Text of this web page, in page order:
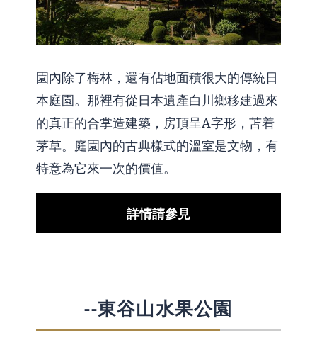
園內除了梅林，還有佔地面積很大的傳統日
本庭園。那裡有從日本遺產白川鄉移建過來
的真正的合掌造建築，房頂呈A字形，苫着
茅草。庭園內的古典樣式的溫室是文物，有
特意為它來一次的價值。
詳情請參見
--東谷山水果公園